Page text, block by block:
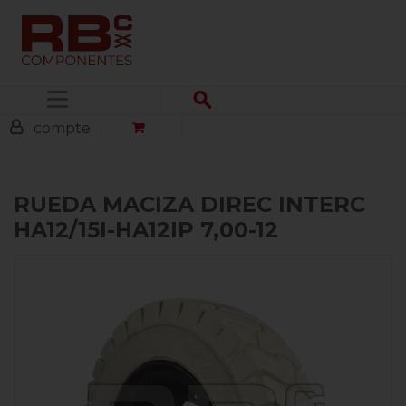
compte
RUEDA MACIZA DIREC INTERC
HA12/15I-HA12IP 7,00-12